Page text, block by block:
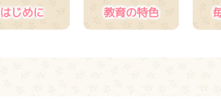
はじめに 教育の特色